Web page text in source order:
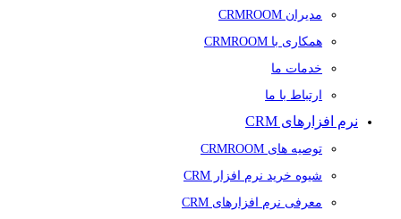
مدیران CRMROOM
همکاری با CRMROOM
خدمات ما
ارتباط با ما
نرم افزارهای CRM
توصیه های CRMROOM
شیوه خرید نرم افزار CRM
معرفی نرم افزارهای CRM